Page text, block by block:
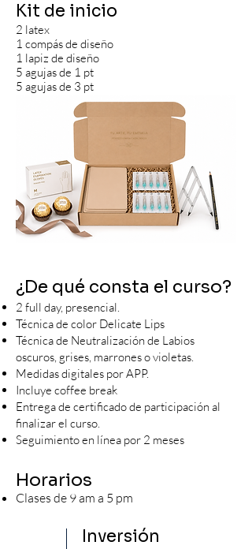
Kit de inicio
2 latex
1 compás de diseño
1 lapiz de diseño
5 agujas de 1 pt
5 agujas de 3 pt
¿De qué consta el curso?
2 full day, presencial.
Técnica de color Delicate Lips
Técnica de Neutralización de Labios
oscuros, grises, marrones o violetas.
Medidas digitales por APP.
Incluye coffee break
Entrega de certificado de participación al
finalizar el curso.
Seguimiento en línea por 2 meses
Horarios
Clases de 9 am a 5 pm
Inversión